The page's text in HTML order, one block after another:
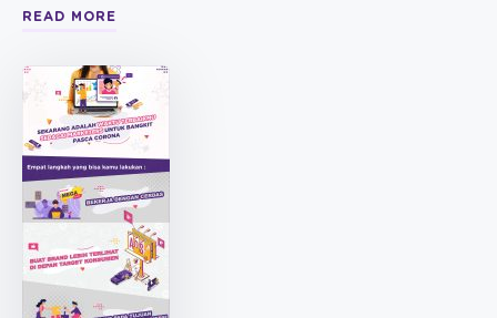
READ MORE